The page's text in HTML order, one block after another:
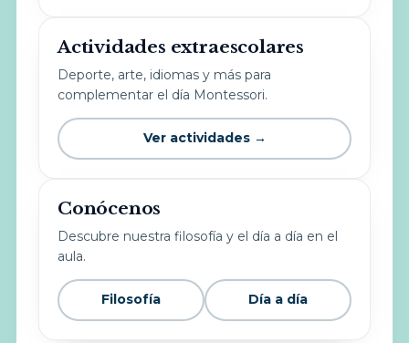
Actividades extraescolares
Deporte, arte, idiomas y más para
complementar el día Montessori.
Ver actividades →
Conócenos
Descubre nuestra filosofía y el día a día en el
aula.
Filosofía Día a día